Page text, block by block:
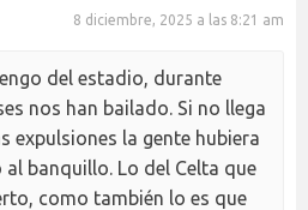
8 diciembre, 2025 a las 8:21 am
del estadio, durante
nos han bailado. Si no llega
expulsiones la gente hubiera
banquillo. Lo del Celta que
como también lo es que